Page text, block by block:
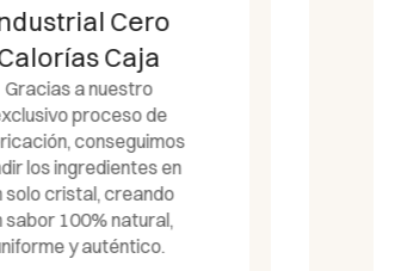
Castelló Since
1907
Disfruta del dulzor 100%
natural con la Stevia 1:1
Doypack 850gr de
Castelló. Fórmula ultra
concentrada a base de
Stevia y Eritritol (1g = 1g
azúcar). Con 0 Calorías, 0